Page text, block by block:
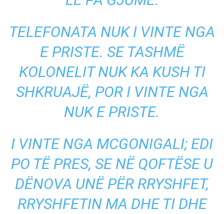
TELEFONATA NUK I VINTE NGA
E PRISTE. SE TASHMË
KOLONELIT NUK KA KUSH TI
SHKRUAJË, POR I VINTE NGA
NUK E PRISTE.
I VINTE NGA MCGONIGALI; EDI
PO TË PRES, SE NË QOFTËSE U
DËNOVA UNË PËR RRYSHFET,
RRYSHFETIN MA DHE TI DHE